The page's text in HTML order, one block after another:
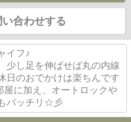
合わせする
イフ♪
少し足を伸ばせば丸の内線
日のおでかけは楽ちんです
屋に加え、オートロックや
バッチリ☆彡